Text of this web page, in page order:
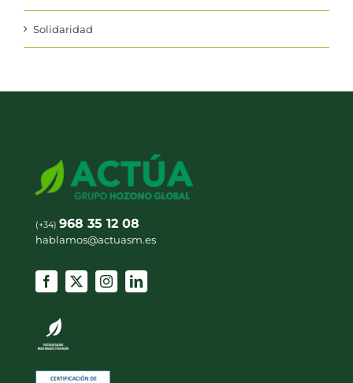
Solidaridad
(+34) 968 35 12 08
hablamos@actuasm.es